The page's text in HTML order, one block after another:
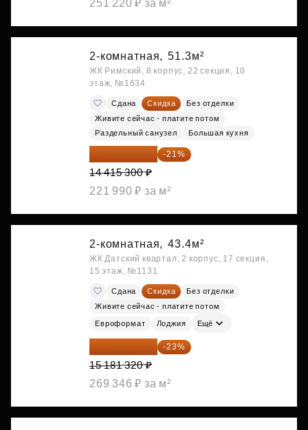
251 220 ₽ за м²
2-комнатная, 51.3м²
ЖК Римский, 8 корпус, 22 секция, 10
этаж, №1634
Сдана Скидка
Без отделки
Живите сейчас - платите потом
Раздельный санузел
Большая кухня
11 388 087 ₽ -21%
14 415 300 ₽
221 990 ₽ за м²
2-комнатная, 43.4м²
ЖК Датский квартал, 2 корпус, 17 секция,
15 этаж, №1131
Сдана Скидка
Без отделки
Живите сейчас - платите потом
Евроформат Лоджия Ещё
11 689 616 ₽ -23%
15 181 320 ₽
269 346 ₽ за м²